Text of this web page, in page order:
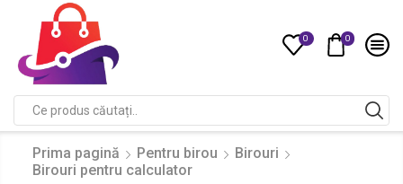
0 0
input
Prima pagină Pentru birou
Birouri
Birouri pentru calculator